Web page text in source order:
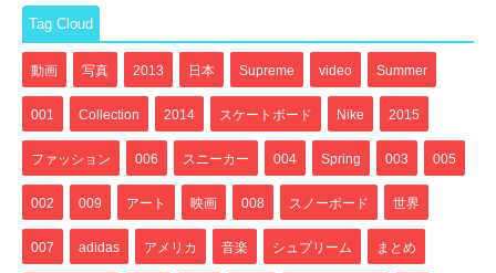
Tag Cloud
動画 写真 2013 日本 Supreme video Summer
001 Collection 2014 スケートボード Nike 2015
ファッション 006 スニーカー 004 Spring 003 005
002 009 アート 映画 008 スノーボード 世界
007 adidas アメリカ 音楽 シュプリーム まとめ